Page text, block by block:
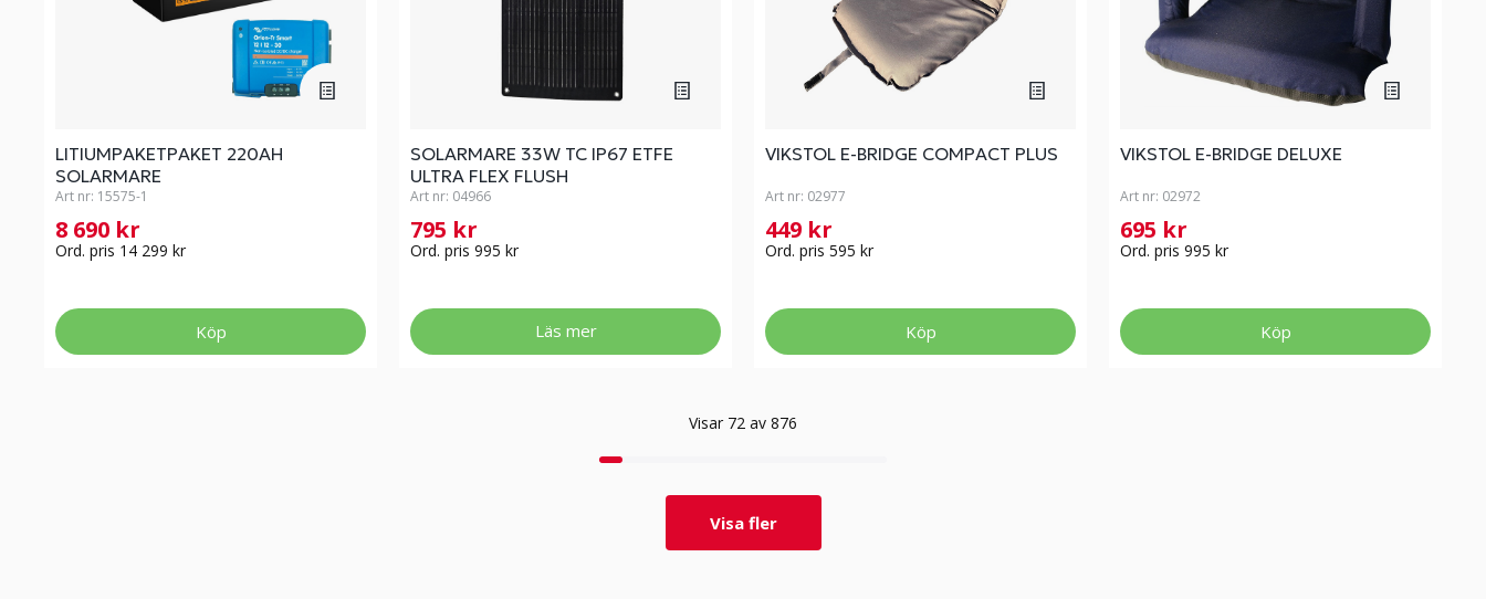
LITIUMPAKETPAKET 220AH
SOLARMARE
Art nr: 15575-1
8 690 kr
Ord. pris 14 299 kr
Köp
SOLARMARE 33W TC IP67 ETFE
ULTRA FLEX FLUSH
Art nr: 04966
795 kr
Ord. pris 995 kr
Läs mer
VIKSTOL E-BRIDGE COMPACT PLUS
Art nr: 02977
449 kr
Ord. pris 595 kr
Köp
VIKSTOL E-BRIDGE DELUXE
Art nr: 02972
695 kr
Ord. pris 995 kr
Köp
Visar 72 av 876
Visa fler